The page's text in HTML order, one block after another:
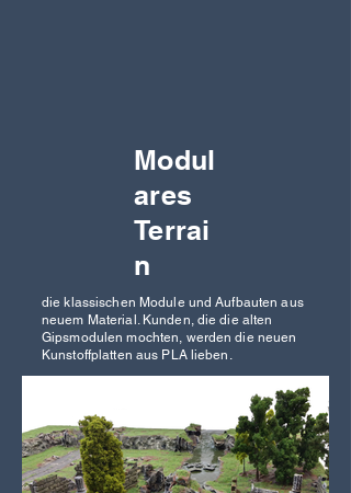
Modul
ares
Terrai
n
die klassischen Module und Aufbauten aus
neuem Material. Kunden, die die alten
Gipsmodulen mochten, werden die neuen
Kunstoffplatten aus PLA lieben.